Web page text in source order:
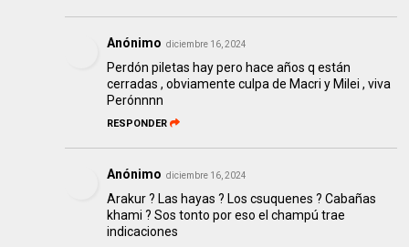
Anónimo diciembre 16, 2024
Perdón piletas hay pero hace años q están
cerradas , obviamente culpa de Macri y Milei , viva
Perónnnn
RESPONDER
Anónimo diciembre 16, 2024
Arakur ? Las hayas ? Los csuquenes ? Cabañas
khami ? Sos tonto por eso el champú trae
indicaciones